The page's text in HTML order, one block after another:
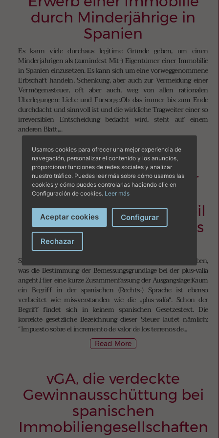
durch Minderjährige in
Spanien
Es kann viele durchaus legitime Gründe geben, um einen
Minderjährigen als (zumindest Mit-) Eigentümer einer Immobilie
in Spanien einzusetzen. Es kann sich um eine vorweggenommene
Erbschaft handeln, Schenkung, aber auch zur Vermeidung einer
Vermögenssteuer, oft aber auch, weg von allen rationalen
Überlegungen: Liebe und Fürsorge.Ob das immer bis zum Ende
durchdacht und sinnvoll ist und die wirkliche Tragweiter einer so
irreversiblen Entscheidung bedacht wird, steht auf einem
anderen Blatt,...
Die Wertzuwachssteuer
(plus-valía) auf den
Balearen nach dem Urteil
des Verfassungsgerichtes
vom 26. Oktober 2021
Seit dem 09. November 2021 hat es deutliche Änderung gegeben,
was die Bestimmung der Bemessungsgrundlage bei der plus-valía
angeht.Hier eine kurze Zusammenfassung der Ausgangslage:Kaum
ein Begriff in der spanischen (Rechts-) Sprache ist ebenso
verbreitet wie missverstanden wie die „plus-valía“. Schon der
Begriff findet sich in keinem spanischen Gesetzestext. Die
korrekte gesetzliche Bezeichnung dieser Steuer lautet nämlich:
“Impuesto sobre el incremento de valor de los terrenos de...
Read More
vGA, die verdeckte
Gewinnausschüttung bei
spanischen
Immobiliengesellschaften
Usamos cookies para ofrecer una mejor experiencia de
navegación, personalizar el contenido y los anuncios,
proporcionar funciones de redes sociales y analizar
nuestro tráfico. Puedes leer más sobre cómo usamos las
cookies y cómo puedes controlarlas haciendo clic en
Configuración de cookies. Leer más
Aceptar cookies Configurar
Rechazar